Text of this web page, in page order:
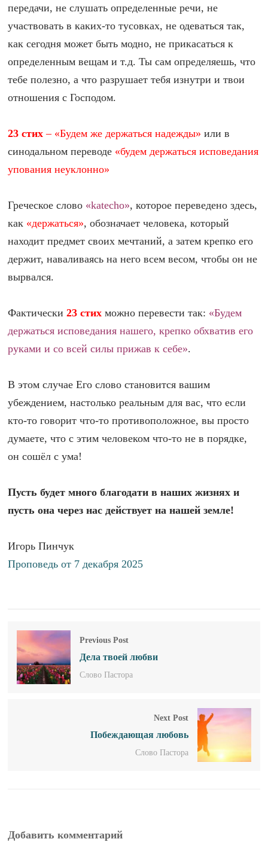
передачи, не слушать определенные речи, не
участвовать в каких-то тусовках, не одеваться так,
как сегодня может быть модно, не прикасаться к
определенным вещам и т.д. Ты сам определяешь, что
тебе полезно, а что разрушает тебя изнутри и твои
отношения с Господом.
23 стих – «Будем же держаться надежды» или в
синодальном переводе «будем держаться исповедания
упования неуклонно»
Греческое слово «katecho», которое переведено здесь,
как «держаться», обозначает человека, который
находит предмет своих мечтаний, а затем крепко его
держит, наваливаясь на него всем весом, чтобы он не
вырвался.
Фактически23 стих можно перевести так: «Будем
держаться исповедания нашего, крепко обхватив его
руками и со всей силы прижав к себе».
В этом случае Его слово становится вашим
убеждением, настолько реальным для вас, что если
кто-то говорит что-то противоположное, вы просто
думаете, что с этим человеком что-то не в порядке,
он сошёл с ума!
Пусть будет много благодати в наших жизнях и
пусть она через нас действует на нашей земле!
Игорь Пинчук
Проповедь от 7 декабря 2025
Previous Post
Дела твоей любви
Слово Пастора
Next Post
Побеждающая любовь
Слово Пастора
Добавить комментарий